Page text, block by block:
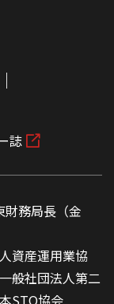
誌
財務局長（金
資産運用業協
般社団法人第二